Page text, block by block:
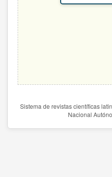
Sistema de revistas científicas
Nacional